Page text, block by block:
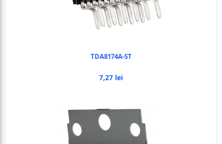
TDA8174A-ST
7,27 lei